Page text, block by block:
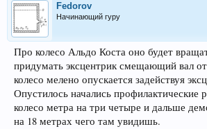
Fedorov
Начинающий гуру
Про колесо Альдо Коста оно будет
придумать эксцентрик смещающий вал
колесо мелено опускается задействуя
Опустилось начались профилактические
колесо метра на три четыре и дальше
на 18 метрах чего там увидишь.